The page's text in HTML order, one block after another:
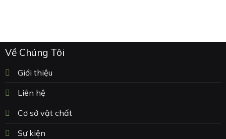
Về Chúng Tôi
Giới thiệu
Liên hệ
Cơ sở vật chất
Sự kiện